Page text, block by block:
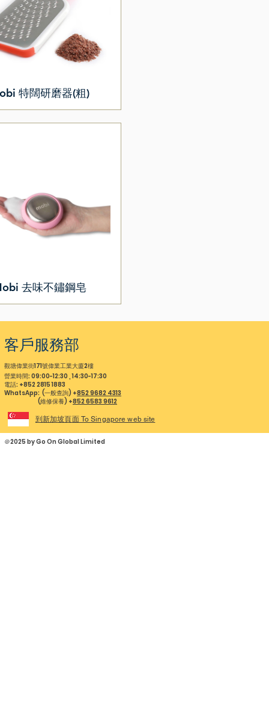
特闊研磨器(粗)
去味不鏽鋼皂
​客戶服務部
觀塘偉業街171號偉業工業大廈2樓
營業時間: 09:00-12:30 , 14:30-17:30
電話: +852 2815 1883
WhatsApp: (一般查詢) +852 9682 4313
(維修保養) +852 6583 9612
到新加坡頁面 To Singapore web site
＠2025 by Go On Global Limited